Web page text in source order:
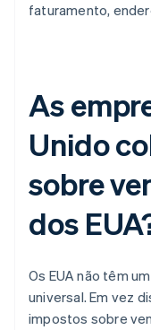
faturamento,
As
Unido
sobre
dos
Os EUA não têm
universal. Em vez
impostos sobre